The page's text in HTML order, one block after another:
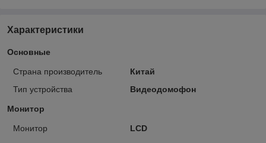
Характеристики
Основные
Страна производитель
Китай
Тип устройства
Видеодомофон
Монитор
Монитор LCD